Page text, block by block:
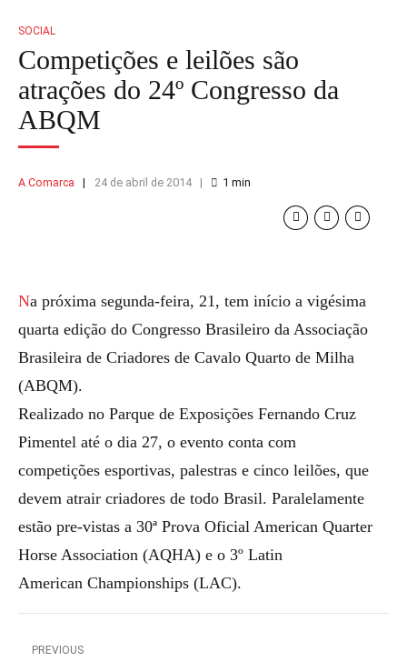
SOCIAL
Competições e leilões são
atrações do 24º Congresso da
ABQM
A Comarca 24 de abril de 2014 1 min
Na próxima segunda-feira, 21, tem início a vigésima
quarta edição do Congresso Brasileiro da Associação
Brasileira de Criadores de Cavalo Quarto de Milha
(ABQM).
Realizado no Parque de Exposições Fernando Cruz
Pimentel até o dia 27, o evento conta com
competições esportivas, palestras e cinco leilões, que
devem atrair criadores de todo Brasil. Paralelamente
estão pre-vistas a 30ª Prova Oficial American Quarter
Horse Association (AQHA) e o 3º Latin
American Championships (LAC).
PREVIOUS